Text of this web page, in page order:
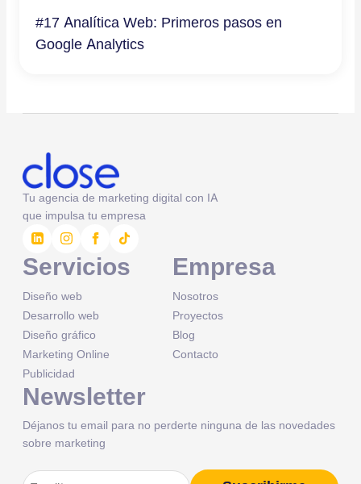
#17 Analítica Web: Primeros pasos en
Google Analytics
Tu agencia de marketing digital con IA
que impulsa tu empresa
Servicios
Diseño web
Desarrollo web
Diseño gráfico
Marketing Online
Publicidad
Empresa
Nosotros
Proyectos
Blog
Contacto
Newsletter
Déjanos tu email para no perderte ninguna de las novedades
sobre marketing
Correo